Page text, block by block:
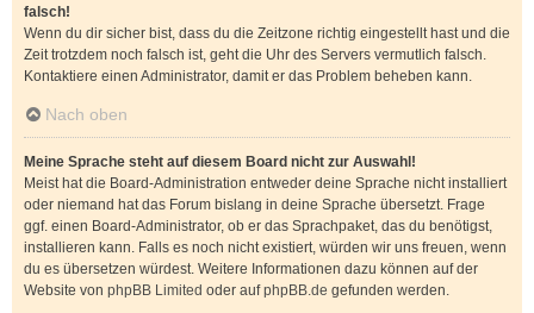
falsch!
Wenn du dir sicher bist, dass du die Zeitzone richtig eingestellt hast und die
Zeit trotzdem noch falsch ist, geht die Uhr des Servers vermutlich falsch.
Kontaktiere einen Administrator, damit er das Problem beheben kann.
Nach oben
Meine Sprache steht auf diesem Board nicht zur Auswahl!
Meist hat die Board-Administration entweder deine Sprache nicht installiert
oder niemand hat das Forum bislang in deine Sprache übersetzt. Frage
ggf. einen Board-Administrator, ob er das Sprachpaket, das du benötigst,
installieren kann. Falls es noch nicht existiert, würden wir uns freuen, wenn
du es übersetzen würdest. Weitere Informationen dazu können auf der
Website von phpBB Limited oder aufphpBB.de gefunden werden.